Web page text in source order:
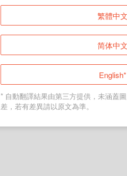
登入
返回首頁
繁體中文
简体中文
English*
* 自動翻譯結果由第三方提供，未涵蓋
差，若有差異請以原文為準。